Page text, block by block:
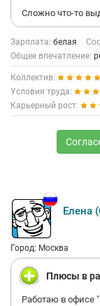
Сложно что-то
Зарплата: белая
Общее впечатление:
Коллектив:
Условия труда:
Карьерный рост:
Елена
Город: Москва
Плюсы в
Работаю в офисе